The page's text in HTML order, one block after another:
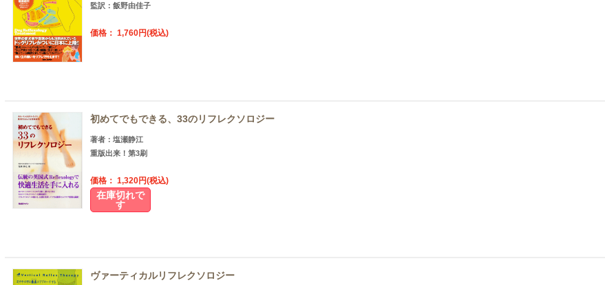
監訳：飯野由佳子
価格： 1,760円(税込)
初めてでもできる、33のリフレクソロジー
著者：塩瀬静江
重版出来！第3刷
価格： 1,320円(税込)
在庫切れで
す
ヴァーティカルリフレクソロジー